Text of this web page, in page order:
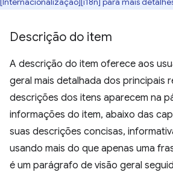
Descrição do item
A descrição do item oferece aos
geral mais detalhada dos principais
descrições dos itens aparecem na
informações do item, abaixo das
suas descrições concisas,
usando mais do que apenas uma
é um parágrafo de visão geral